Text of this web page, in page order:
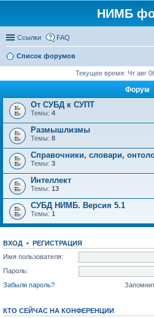
НИМБ
Ссылки FAQ
Список форумов
Текущее время: Чт авг
Форум
От СУБД к СУПТ
Темы: 4
Размышлизмы
Темы: 8
Справочники, словари,
Темы: 3
Интеллект
Темы: 13
СУБД НИМБ. Версия 5.1
Темы: 1
ВХОД • РЕГИСТРАЦИЯ
Имя пользователя:
Пароль:
Забыли пароль?
КТО СЕЙЧАС НА КОНФЕРЕНЦИИ